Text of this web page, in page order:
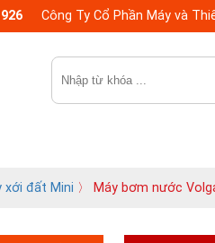
Công Ty Cổ Phần Máy và
xới đất Mini 〉 Máy bơm nước